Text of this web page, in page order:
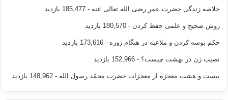
خلاصه زندگی حضرت عمر رضی الله تعالی عنه - 185,477 بازدید
روش صحیح و علمی حفظ کردن - 180,570 بازدید
حکم بوسه کردن و ملاعبه در هنگام روزه - 173,616 بازدید
نصیب زن در بهشت چیست؟ - 152,966 بازدید
بیست و هشت معجزه از معجزات حضرت محمّد رسول الله - 148,962 بازدید